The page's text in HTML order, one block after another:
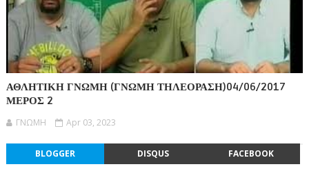
ΑΘΛΗΤΙΚΗ ΓΝΩΜΗ (ΓΝΩΜΗ ΤΗΛΕΟΡΑΣΗ)04/06/2017
ΜΕΡΟΣ 2
ΓΝΩΜΗ Apr 03, 2023
BLOGGER DISQUS FACEBOOK